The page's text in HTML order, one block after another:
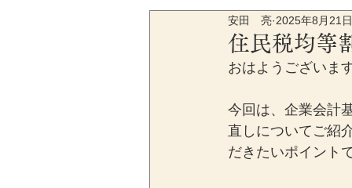
プライベート 経営
住民税均等
安田 亮 2025年8月21日
おはようございま
今回は、企業会計
直しについてご紹
だきたいポイント